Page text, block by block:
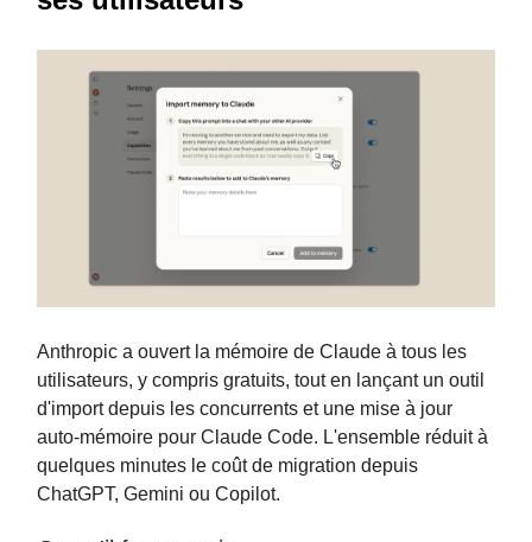
Anthropic a ouvert la mémoire de Claude à tous les
utilisateurs, y compris gratuits, tout en lançant un outil
d'import depuis les concurrents et une mise à jour
auto-mémoire pour Claude Code. L'ensemble réduit à
quelques minutes le coût de migration depuis
ChatGPT, Gemini ou Copilot.